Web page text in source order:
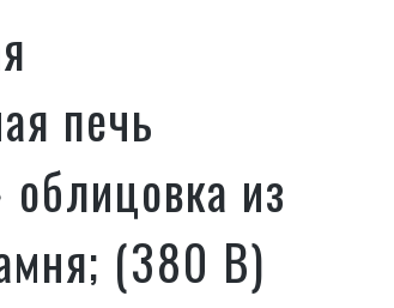
печь
из
(380 В)